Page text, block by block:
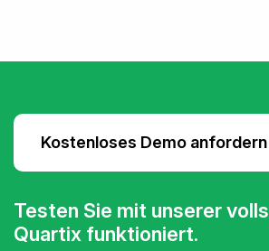
Kostenloses Demo anfordern
Testen Sie mit unserer
Quartix funktioniert.